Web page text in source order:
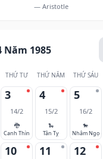
— Aristotle
Năm 1985
THỨ TƯ THỨ NĂM THỨ SÁU
3
14/2
🐉
Canh Thìn
4
15/2
🐍
Tân Tỵ
5
16/2
🐎
Nhâm Ngọ
10 11 12